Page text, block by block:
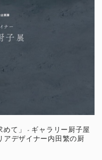
めて」 - ギャラリー厨子屋
アデザイナー内田繁の厨